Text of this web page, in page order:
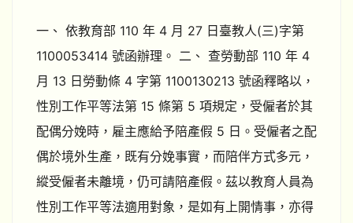
一、 依教育部 110 年 4 月 27 日臺教人(三)字第
1100053414 號函辦理。 二、 查勞動部 110 年 4
月 13 日勞動條 4 字第 1100130213 號函釋略以，
性別工作平等法第 15 條第 5 項規定，受僱者於其
配偶分娩時，雇主應給予陪產假 5 日。受僱者之配
偶於境外生產，既有分娩事實，而陪伴方式多元，
縱受僱者未離境，仍可請陪產假。茲以教育人員為
性別工作平等法適用對象，是如有上開情事，亦得